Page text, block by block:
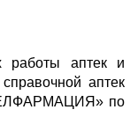
работы аптек и
аптек
по